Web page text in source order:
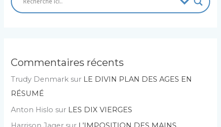
Commentaires récents
Trudy Denmark sur LE DIVIN PLAN DES AGES EN
RÉSUMÉ
Anton Hislo sur LES DIX VIERGES